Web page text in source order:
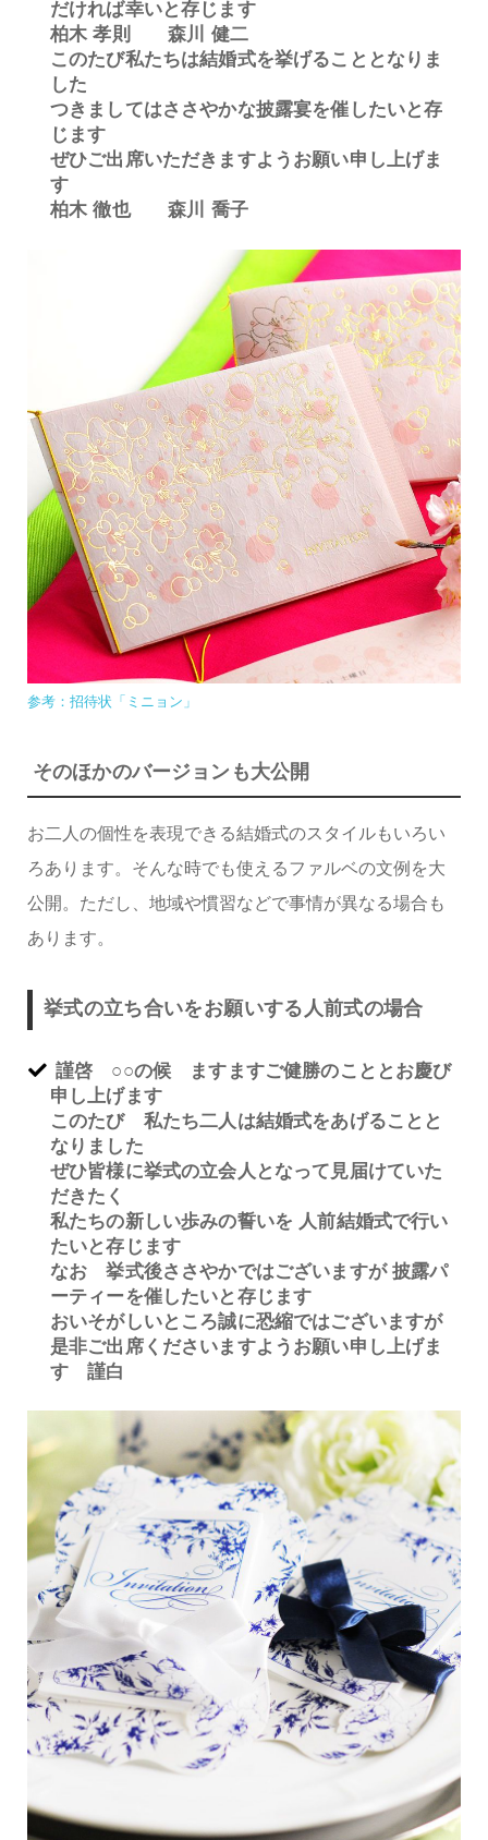
だければ幸いと存じます
柏木 孝則 森川 健二
このたび私たちは結婚式を挙げることとなりま
した
つきましてはささやかな披露宴を催したいと存
じます
ぜひご出席いただきますようお願い申し上げま
す
柏木 徹也 森川 喬子
参考：招待状「ミニョン」
そのほかのバージョンも大公開
お二人の個性を表現できる結婚式のスタイルもいろい
ろあります。そんな時でも使えるファルベの文例を大
公開。ただし、地域や慣習などで事情が異なる場合も
あります。
挙式の立ち合いをお願いする人前式の場合
謹啓 ○○の候 ますますご健勝のこととお慶び
申し上げます
このたび 私たち二人は結婚式をあげることと
なりました
ぜひ皆様に挙式の立会人となって見届けていた
だきたく
私たちの新しい歩みの誓いを 人前結婚式で行い
たいと存じます
なお 挙式後ささやかではございますが 披露パ
ーティーを催したいと存じます
おいそがしいところ誠に恐縮ではございますが
是非ご出席くださいますようお願い申し上げま
す 謹白